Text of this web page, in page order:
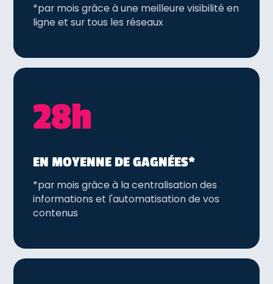
*par mois grâce à une meilleure visibilité en
ligne et sur tous les réseaux
28h
EN MOYENNE DE GAGNÉES*
*par mois grâce à la centralisation des
informations et l'automatisation de vos
contenus